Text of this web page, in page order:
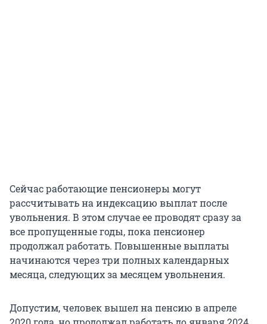
Сейчас работающие пенсионеры могут
рассчитывать на индексацию выплат после
увольнения. В этом случае ее проводят сразу за
все пропущенные годы, пока пенсионер
продолжал работать. Повышенные выплаты
начинаются через три полных календарных
месяца, следующих за месяцем увольнения.
Допустим, человек вышел на пенсию в апреле